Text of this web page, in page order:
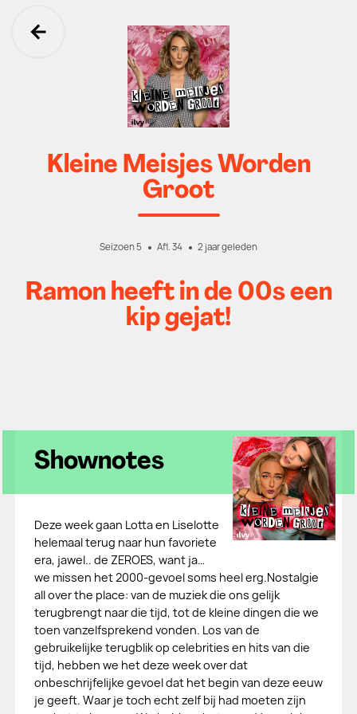
Ga terug
Kleine Meisjes Worden
Groot
Seizoen 5 Afl. 34 2 jaar geleden
Ramon heeft in de 00s een
kip gejat!
Shownotes
Deze week gaan Lotta en Liselotte
helemaal terug naar hun favoriete
era, jawel.. de ZEROES, want ja…
we missen het 2000-gevoel soms heel erg.Nostalgie
all over the place: van de muziek die ons gelijk
terugbrengt naar die tijd, tot de kleine dingen die we
toen vanzelfsprekend vonden. Los van de
gebruikelijke terugblik op celebrities en hits van die
tijd, hebben we het deze week over dat
onbeschrijfelijke gevoel dat het begin van deze eeuw
je geeft. Waar je toch echt zelf bij had moeten zijn